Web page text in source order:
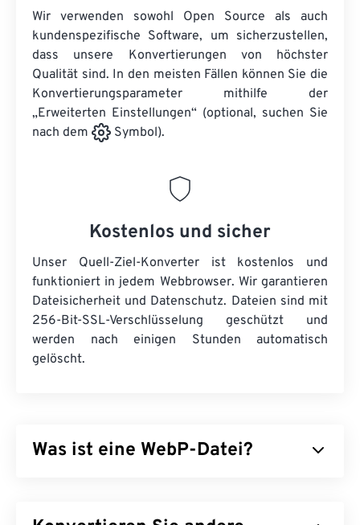
Wir verwenden sowohl Open Source als auch
kundenspezifische Software, um sicherzustellen,
dass unsere Konvertierungen von höchster
Qualität sind. In den meisten Fällen können Sie die
Konvertierungsparameter mithilfe der
„Erweiterten Einstellungen“ (optional, suchen Sie
nach dem
Symbol).
Kostenlos und sicher
Unser Quell-Ziel-Konverter ist kostenlos und
funktioniert in jedem Webbrowser. Wir garantieren
Dateisicherheit und Datenschutz. Dateien sind mit
256-Bit-SSL-Verschlüsselung geschützt und
werden nach einigen Stunden automatisch
gelöscht.
Was ist eine WebP-Datei?